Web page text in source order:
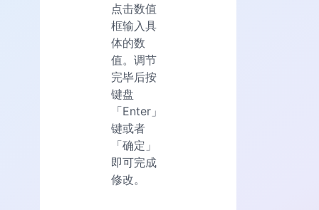
点击数值
框输入具
体的数
值。调节
完毕后按
键盘
「Enter」
键或者
「确定」
即可完成
修改。